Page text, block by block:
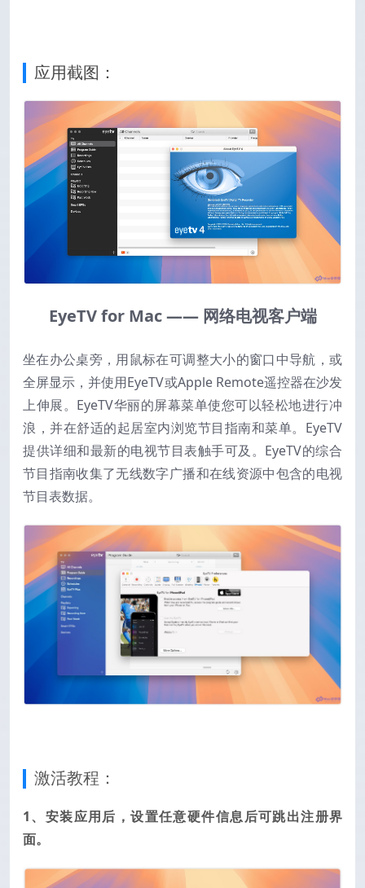
应用截图：
EyeTV for Mac —— 网络电视客户端
坐在办公桌旁，用鼠标在可调整大小的窗口中导航，或
全屏显示，并使用EyeTV或Apple Remote遥控器在沙发
上伸展。EyeTV华丽的屏幕菜单使您可以轻松地进行冲
浪，并在舒适的起居室内浏览节目指南和菜单。EyeTV
提供详细和最新的电视节目表触手可及。EyeTV的综合
节目指南收集了无线数字广播和在线资源中包含的电视
节目表数据。
激活教程：
1、安装应用后，设置任意硬件信息后可跳出注册界
面。